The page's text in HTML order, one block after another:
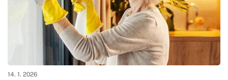
14. 1. 2026